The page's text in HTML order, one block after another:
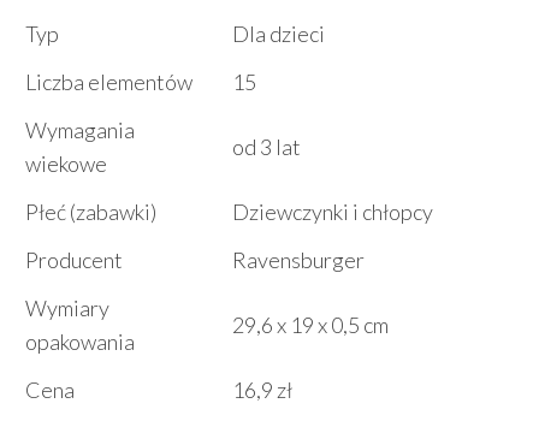
Typ
Dla dzieci
Liczba elementów
15
Wymagania
wiekowe
od 3 lat
Płeć (zabawki)
Dziewczynki i chłopcy
Producent
Ravensburger
Wymiary
opakowania
29,6 x 19 x 0,5 cm
Cena 16,9 zł